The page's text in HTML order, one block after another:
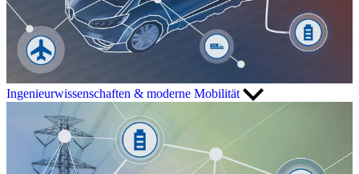
Ingenieurwissenschaften & moderne Mobilität